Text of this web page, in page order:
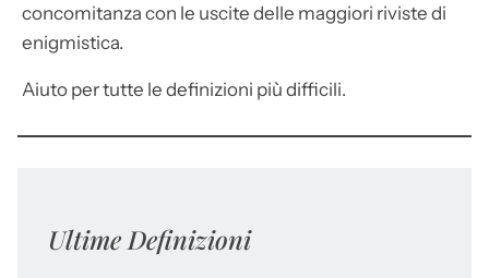
concomitanza con le uscite delle maggiori riviste di
enigmistica.
Aiuto per tutte le definizioni più difficili.
Ultime Definizioni